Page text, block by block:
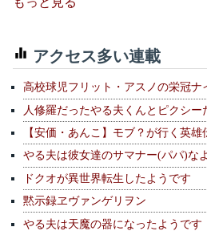
アクセス多い連載
高校球児フリット・アスノの栄冠ナ
人修羅だったやる夫くんとピクシー
【安価・あんこ】モブ？が行く英
やる夫は彼女達のサマナー(パパ)な
ドクオが異世界転生したようです
黙示録ヱヴァンゲリヲン
やる夫は天魔の器になったようです